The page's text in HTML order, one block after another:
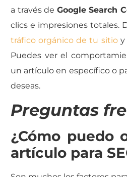
a través de Google Search
clics e impresiones totales.
tráfico orgánico de tu sitioy
Puedes ver el
un artículo en específico o
deseas.
Preguntas
¿Cómo puedo
artículo para